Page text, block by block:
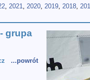
, 2021, 2020, 2019, 2018,
grupa
...powrót